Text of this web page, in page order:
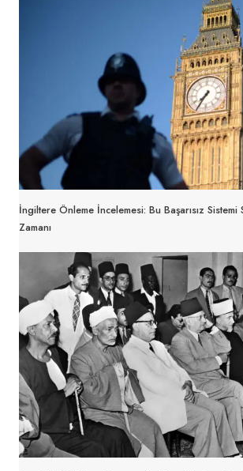
İngiltere Önleme İncelemesi: Bu Başarısız
Zamanı